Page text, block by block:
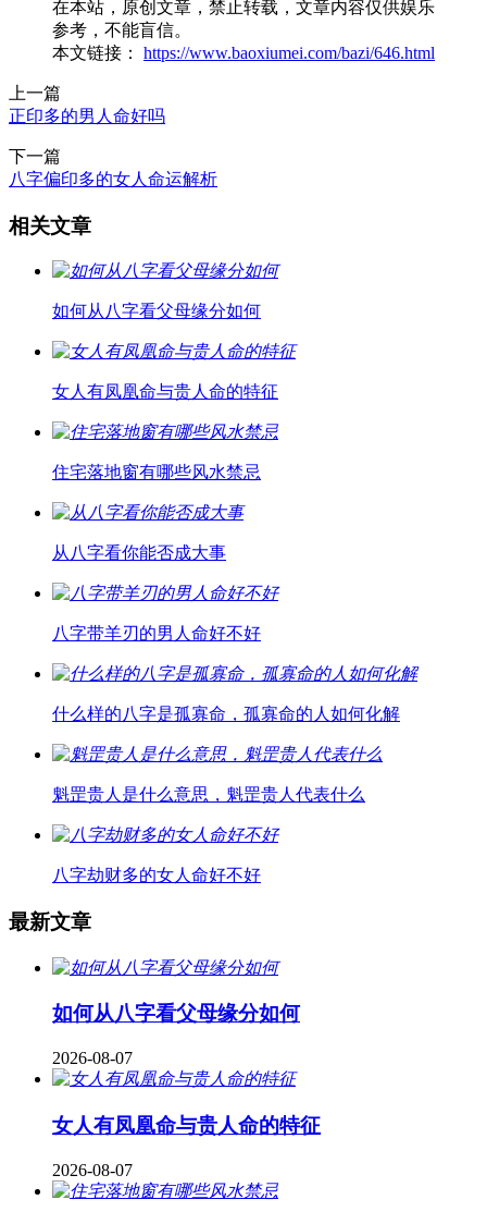
在本站，原创文章，禁止转载，文章内容仅供娱乐
参考，不能盲信。
本文链接： https://www.baoxiumei.com/bazi/646.html
上一篇
正印多的男人命好吗
下一篇
八字偏印多的女人命运解析
相关文章
如何从八字看父母缘分如何
女人有凤凰命与贵人命的特征
住宅落地窗有哪些风水禁忌
从八字看你能否成大事
八字带羊刃的男人命好不好
什么样的八字是孤寡命，孤寡命的人如何化解
魁罡贵人是什么意思，魁罡贵人代表什么
八字劫财多的女人命好不好
最新文章
如何从八字看父母缘分如何
2026-08-07
女人有凤凰命与贵人命的特征
2026-08-07